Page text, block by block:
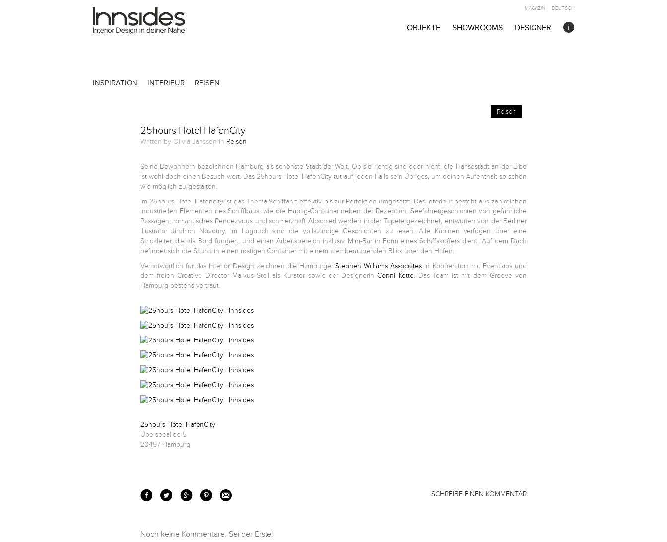
OBJEKTE SHOWROOMS DESIGNER
MAGAZIN DEUTSCH
INSPIRATION INTERIEUR REISEN
Reisen
25hours Hotel HafenCity
Written by Olivia Janssen in Reisen
Seine Bewohnern bezeichnen Hamburg als schönste Stadt der Welt. Ob sie richtig sind oder nicht, die Hansestadt an der Elbe
ist wohl doch einen Besuch wert. Das 25hours Hotel HafenCity tut auf jeden Falls sein Übriges, um deinen Aufenthalt so schön
wie möglich zu gestalten.
Im 25hours Hotel Hafencity ist das Thema Schiffahrt effektiv bis zur Perfektion umgesetzt. Das Interieur besteht aus zahlreichen
industriellen Elementen des Schiffbaus, wie die Hapag-Container neben der Rezeption. Seefahrergeschichten von gefährliche
Passagen, romantisches Rendezvous und schmerzhaft Abschied werden in der Tapete gezeichnet, entwurfen von der Berliner
Illustrator Jindrich Novotny. Im Logbuch sind die vollständige Geschichten zu lesen. Alle Kabinen verfügen über eine
Strickleiter, die als Bord fungiert, und einen Arbeitsbereich inklusiv Mini-Bar in Form eines Schiffskoffers dient. Auf dem Dach
befindet sich die Sauna in einen rostigen Container mit einem atemberaubenden Blick über den Hafen.
Verantwortlich für das Interior Design zeichnen die HamburgerStephen Williams Associates in Kooperation mit Eventlabs und
dem freien Creative Director Markus Stoll als Kurator sowie der DesignerinConni Kotte. Das Team ist mit dem Groove von
Hamburg bestens vertraut.
25hours Hotel HafenCity
Überseeallee 5
20457 Hamburg
SCHREIBE EINEN KOMMENTAR
Noch keine Kommentare. Sei der Erste!